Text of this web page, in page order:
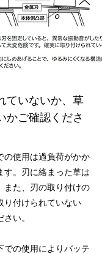
ていないか、草
かご確認くださ
の使用は過負荷がかか
す。刃に絡まった草は
また、刃の取り付けの
り付けられていない
い。
での使用によりバッテ